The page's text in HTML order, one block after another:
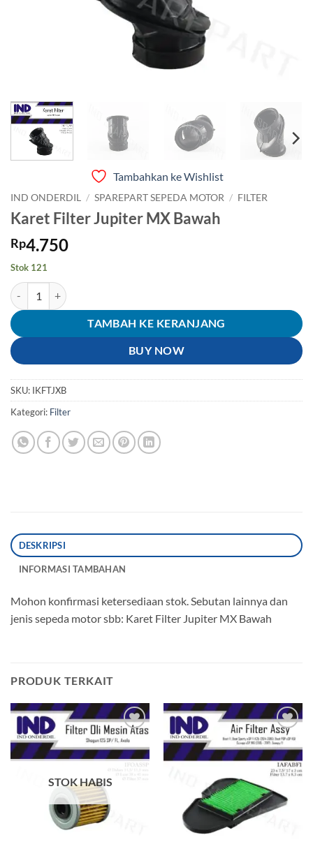
Tambahkan ke Wishlist
IND ONDERDIL / SPAREPART SEPEDA MOTOR / FILTER
Karet Filter Jupiter MX Bawah
Rp4.750
Stok 121
Kuantitas Karet Filter Jupiter MX Bawah
TAMBAH KE KERANJANG
BUY NOW
SKU: IKFTJXB
Kategori: Filter
DESKRIPSI
INFORMASI TAMBAHAN
Mohon konfirmasi ketersediaan stok. Sebutan lainnya dan
jenis sepeda motor sbb: Karet Filter Jupiter MX Bawah
PRODUK TERKAIT
Tambahkan
ke Wishlist
STOK HABIS
Tambahkan
ke Wishlist